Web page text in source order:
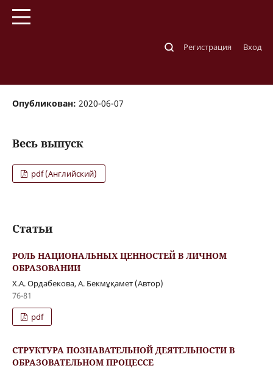
Регистрация Вход
Опубликован: 2020-06-07
Весь выпуск
pdf (Английский)
Статьи
РОЛЬ НАЦИОНАЛЬНЫХ ЦЕННОСТЕЙ В ЛИЧНОМ
ОБРАЗОВАНИИ
Х.А. Ордабекова, А. Бекмұқамет (Автор)
76-81
pdf
СТРУКТУРА ПОЗНАВАТЕЛЬНОЙ ДЕЯТЕЛЬНОСТИ В
ОБРАЗОВАТЕЛЬНОМ ПРОЦЕССЕ